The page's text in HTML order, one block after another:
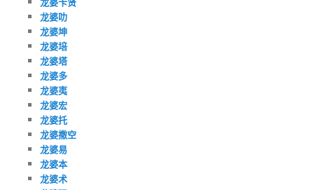
龙婆叻
龙婆坤
龙婆培
龙婆塔
龙婆多
龙婆夷
龙婆宏
龙婆托
龙婆撒空
龙婆易
龙婆本
龙婆术